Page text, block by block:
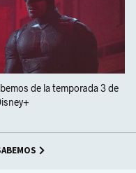
de la temporada 3 de